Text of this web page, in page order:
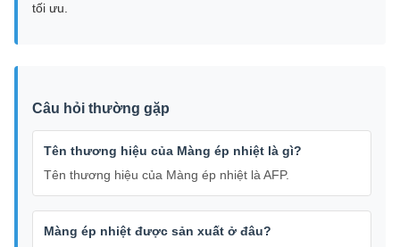
tối ưu.
Câu hỏi thường gặp
Tên thương hiệu của Màng ép nhiệt là gì?
Tên thương hiệu của Màng ép nhiệt là AFP.
Màng ép nhiệt được sản xuất ở đâu?